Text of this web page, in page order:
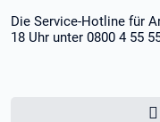
Die Service-Hotline für
18 Uhr unter 0800 4 55